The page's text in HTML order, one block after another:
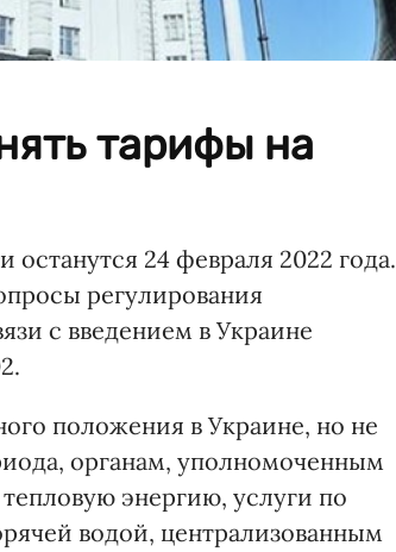
тарифы на
24 февраля 2022 года.
регулирования
с введением в Украине
положения в Украине, но не
органам, уполномоченным
энергию, услуги по
водой, централизованным